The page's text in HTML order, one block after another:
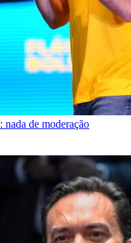
nada de moderação